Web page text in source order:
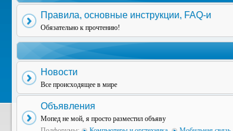
Правила, основные инструкции, FAQ-и
Обязательно к прочтению!
Новости
Все происходящее в мире
Объявления
Мопед не мой, я просто разместил объяву